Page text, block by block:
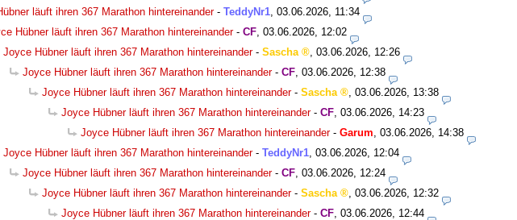
läuft ihren 367 Marathon hintereinander- TeddyNr1 03.06.2026, 11:34
Hübner läuft ihren 367 Marathon hintereinander- CF 03.06.2026, 12:02
Joyce Hübner läuft ihren 367 Marathon hintereinander- Sascha
03.06.2026, 12:26
Joyce Hübner läuft ihren 367 Marathon hintereinander- CF 03.06.2026, 12:38
Joyce Hübner läuft ihren 367 Marathon hintereinander- Sascha
03.06.2026, 13:38
Joyce Hübner läuft ihren 367 Marathon hintereinander- CF 03.06.2026, 14:23
Joyce Hübner läuft ihren 367 Marathon hintereinander- Garum 03.06.2026, 14:38
Joyce Hübner läuft ihren 367 Marathon hintereinander- TeddyNr1 03.06.2026, 12:04
Joyce Hübner läuft ihren 367 Marathon hintereinander- CF 03.06.2026, 12:24
Joyce Hübner läuft ihren 367 Marathon hintereinander- Sascha
03.06.2026, 12:32
Joyce Hübner läuft ihren 367 Marathon hintereinander- CF 03.06.2026, 12:44